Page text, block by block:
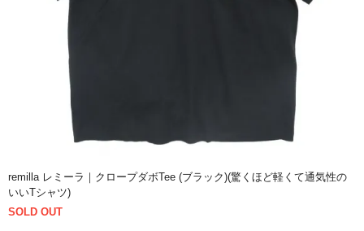
remilla レミーラ｜クロープダボTee (ブラック)(驚くほど軽くて通気性の
いいTシャツ)
SOLD OUT